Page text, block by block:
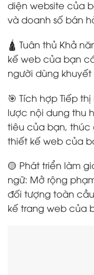
diện website của
và doanh số bán
🛕 Tuân thủ Khả
kế web của bạn
người dùng
🎯 Tích hợp Tiếp
lược nội dung thu
tiêu của bạn, thúc
thiết kế web của
🟡 Phát triển làm
ngữ: Mở rộng
đối tượng toàn
kế trang web của